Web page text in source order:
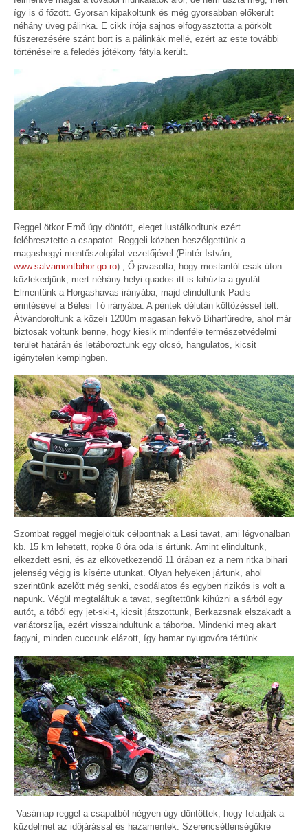
így is ő főzött. Gyorsan kipakoltunk és még gyorsabban előkerült
néhány üveg pálinka. E cikk írója sajnos elfogyasztotta a pörkölt
fűszerezésére szánt bort is a pálinkák mellé, ezért az este további
történéseire a feledés jótékony fátyla került.
Reggel ötkor Ernő úgy döntött, eleget lustálkodtunk ezért
felébresztette a csapatot. Reggeli közben beszélgettünk a
magashegyi mentőszolgálat vezetőjével (Pintér István,
www.salvamontbihor.go.ro) , Ő javasolta, hogy mostantól csak úton
közlekedjünk, mert néhány helyi quados itt is kihúzta a gyufát.
Elmentünk a Horgashavas irányába, majd elindultunk Padis
érintésével a Bélesi Tó irányába. A péntek délután költözéssel telt.
Átvándoroltunk a közeli 1200m magasan fekvő Biharfüredre, ahol már
biztosak voltunk benne, hogy kiesik mindenféle természetvédelmi
terület határán és letáboroztunk egy olcsó, hangulatos, kicsit
igénytelen kempingben.
Szombat reggel megjelöltük célpontnak a Lesi tavat, ami légvonalban
kb. 15 km lehetett, röpke 8 óra oda is értünk. Amint elindultunk,
elkezdett esni, és az elkövetkezendő 11 órában ez a nem ritka bihari
jelenség végig is kísérte utunkat. Olyan helyeken jártunk, ahol
szerintünk azelőtt még senki, csodálatos és egyben rizikós is volt a
napunk. Végül megtaláltuk a tavat, segítettünk kihúzni a sárból egy
autót, a tóból egy jet-ski-t, kicsit játszottunk, Berkazsnak elszakadt a
variátorszíja, ezért visszaindultunk a táborba. Mindenki meg akart
fagyni, minden cuccunk elázott, így hamar nyugovóra tértünk.
Vasárnap reggel a csapatból négyen úgy döntöttek, hogy feladják a
küzdelmet az időjárással és hazamentek. Szerencsétlenségükre